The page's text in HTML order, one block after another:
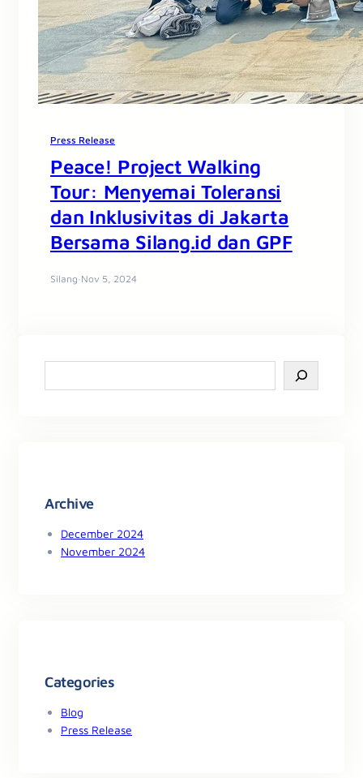
Press Release
Peace! Project Walking
Tour: Menyemai Toleransi
dan Inklusivitas di Jakarta
Bersama Silang.id dan GPF
Silang·Nov 5, 2024
e
Archive
December 2024
November 2024
Categories
Blog
Press Release